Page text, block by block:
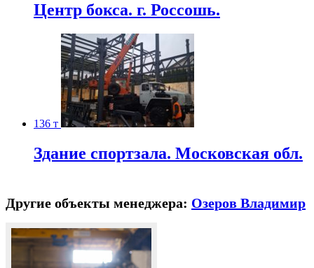
Центр бокса. г. Россошь.
136 т
Здание спортзала. Московская обл.
Другие объекты менеджера: Озеров Владимир